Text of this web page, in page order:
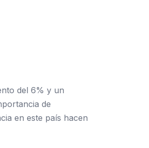
del 6% y un
de
en este país hacen